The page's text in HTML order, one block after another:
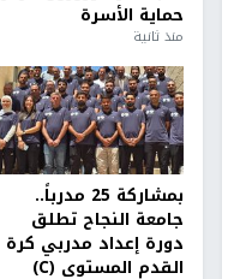
حماية الأسرة
منذ ثانية
بمشاركة 25 مدرباً..
جامعة النجاح تطلق
دورة إعداد مدربي كرة
القدم المستوى (C)